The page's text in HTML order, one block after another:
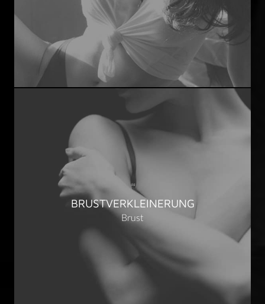
BRUSTVERKLEINERUNG
Brust